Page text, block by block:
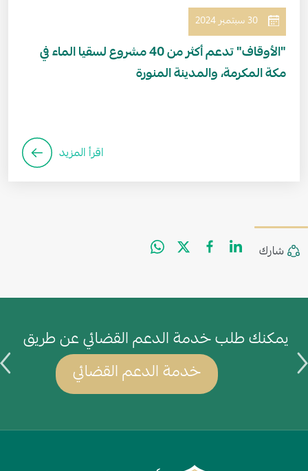
30 سبتمبر 2024
"الأوقاف" تدعم أكثر من 40 مشروع لسقيا الماء في
مكة المكرمة، والمدينة المنورة
اقرأ المزيد
شارك Share
LinkedIn
Facebook
Twitter
يمكنك طلب خدمة الدعم القضائي عن طريق
خدمة الدعم القضائي